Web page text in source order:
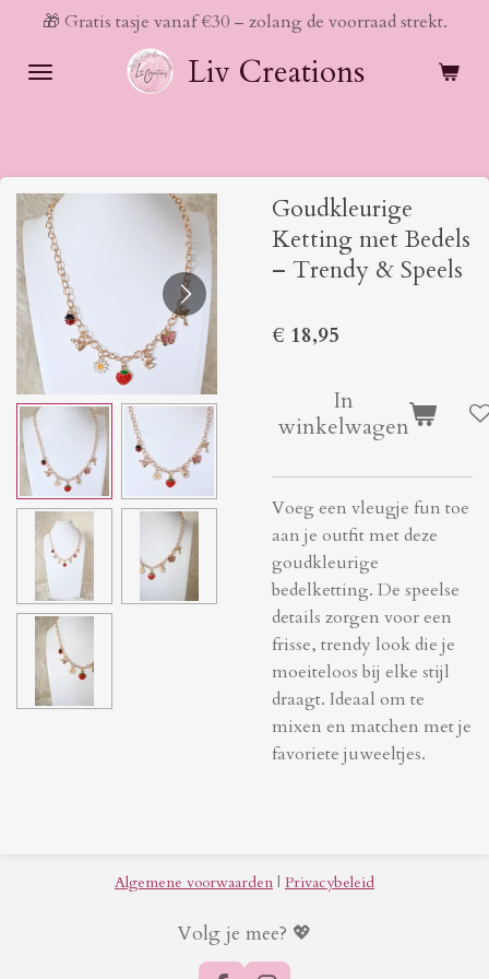
naar
Liv Creations
🎁 Gratis tasje vanaf €30 – zolang de voorraad strekt.
Goudkleurige
Ketting met Bedels
– Trendy & Speels
€ 18,95
In
winkelwagen
Voeg een vleugje fun toe
aan je outfit met deze
goudkleurige
bedelketting. De speelse
details zorgen voor een
frisse, trendy look die je
moeiteloos bij elke stijl
draagt. Ideaal om te
mixen en matchen met je
favoriete juweeltjes.
Algemene voorwaarden | Privacybeleid
Volg je mee? 💖